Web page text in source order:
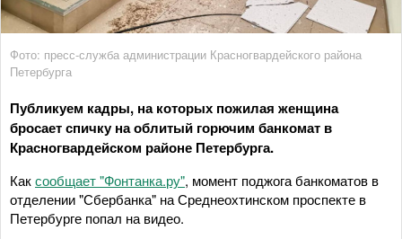
Фото: пресс-служба администрации Красногвардейского района
Петербурга
Публикуем кадры, на которых пожилая женщина
бросает спичку на облитый горючим банкомат в
Красногвардейском районе Петербурга.
Каксообщает "Фонтанка.ру", момент поджога банкоматов в
отделении "Сбербанка" на Среднеохтинском проспекте в
Петербурге попал на видео.